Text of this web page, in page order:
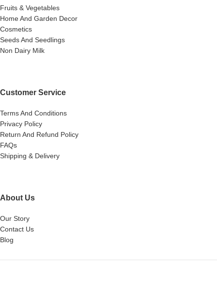
Fruits & Vegetables
Home And Garden Decor
Cosmetics
Seeds And Seedlings
Non Dairy Milk
Customer Service
Terms And Conditions
Privacy Policy
Return And Refund Policy
FAQs
Shipping & Delivery
About Us
Our Story
Contact Us
Blog